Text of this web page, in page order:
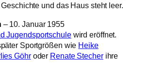
und das Haus steht leer.
– 10. Januar 1955
Jugendsportschulewird eröffnet.
Sportgrößen wie Heike
Göhroder Renate Stecherihre